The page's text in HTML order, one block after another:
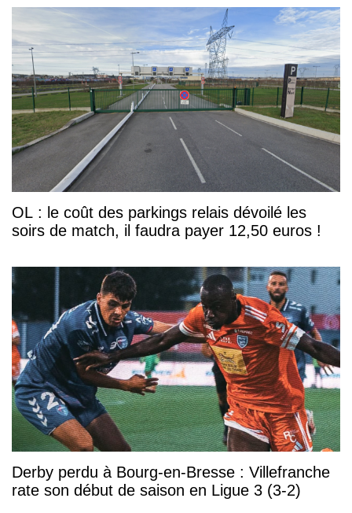
OL : le coût des parkings relais dévoilé les
soirs de match, il faudra payer 12,50 euros !
Derby perdu à Bourg-en-Bresse : Villefranche
rate son début de saison en Ligue 3 (3-2)